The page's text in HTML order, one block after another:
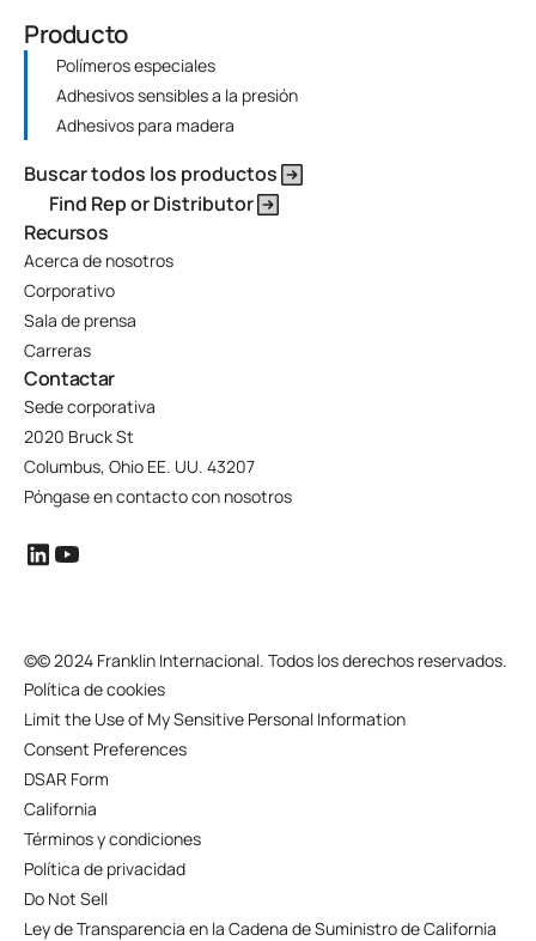
Producto
Polímeros especiales
Adhesivos sensibles a la presión
Adhesivos para madera
Buscar todos los productos
Find Rep or Distributor
Recursos
Acerca de nosotros
Corporativo
Sala de prensa
Carreras
Contactar
Sede corporativa
2020 Bruck St
Columbus, Ohio EE. UU. 43207
Póngase en contacto con nosotros
©© 2024 Franklin Internacional. Todos los derechos reservados.
Política de cookies
Limit the Use of My Sensitive Personal Information
Consent Preferences
DSAR Form
California
Términos y condiciones
Política de privacidad
Do Not Sell
Ley de Transparencia en la Cadena de Suministro de California